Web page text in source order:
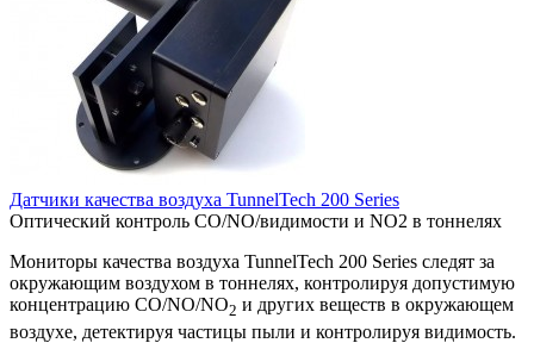
Датчики качества воздуха TunnelTech 200 Series
Оптический контроль CO/NO/видимости и NO2 в тоннелях
Мониторы качества воздуха TunnelTech 200 Series следят за
окружающим воздухом в тоннелях, контролируя допустимую
концентрацию CO/NO/NO2 и других веществ в окружающем
воздухе, детектируя частицы пыли и контролируя видимость.